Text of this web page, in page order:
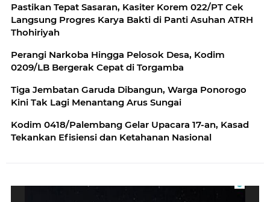
Pastikan Tepat Sasaran, Kasiter Korem 022/PT Cek
Langsung Progres Karya Bakti di Panti Asuhan ATRH
Thohiriyah
Perangi Narkoba Hingga Pelosok Desa, Kodim
0209/LB Bergerak Cepat di Torgamba
Tiga Jembatan Garuda Dibangun, Warga Ponorogo
Kini Tak Lagi Menantang Arus Sungai
Kodim 0418/Palembang Gelar Upacara 17-an, Kasad
Tekankan Efisiensi dan Ketahanan Nasional